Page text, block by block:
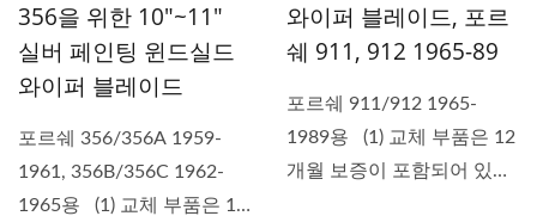
356을 위한 10"~11"
실버 페인팅 윈드실드
와이퍼 블레이드
포르쉐 356/356A 1959-
1961, 356B/356C 1962-
1965용 (1) 교체 부품은 12
와이퍼 블레이드, 포르
쉐 911, 912 1965-89
포르쉐 911/912 1965-
1989용 (1) 교체 부품은 12
개월 보증이 포함되어 있습